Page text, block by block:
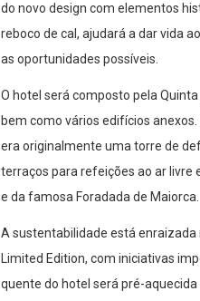
do novo design com elementos
reboco de cal, ajudará a dar vida
as oportunidades possíveis.
O hotel será composto pela
bem como vários edifícios
era originalmente uma torre de
terraços para refeições ao ar livre
e da famosa Foradada de Maiorca.
A sustentabilidade está
Limited Edition, com iniciativas
quente do hotel será pré-